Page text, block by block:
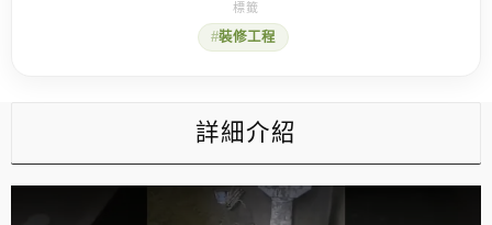
裝修工程
詳細介紹